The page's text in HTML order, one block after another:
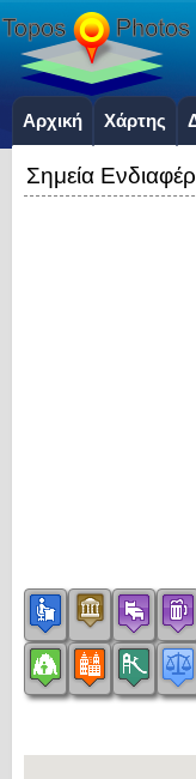
Αρχική Χάρτης
Σημεία